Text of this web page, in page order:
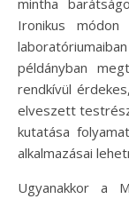
mintha
Ironikus
példányban
rendkívül
elveszett
kutatása
alkalmazásai
Ugyanakkor a